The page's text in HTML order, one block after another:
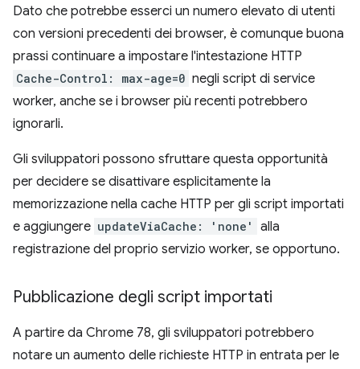
Dato che potrebbe esserci un numero elevato di utenti
con versioni precedenti dei browser, è comunque buona
prassi continuare a impostare l'intestazione HTTP
Cache-Control: max-age=0 negli script di service
worker, anche se i browser più recenti potrebbero
ignorarli.
Gli sviluppatori possono sfruttare questa opportunità
per decidere se disattivare esplicitamente la
memorizzazione nella cache HTTP per gli script importati
e aggiungere updateViaCache: 'none'
alla
registrazione del proprio servizio worker, se opportuno.
Pubblicazione degli script importati
A partire da Chrome 78, gli sviluppatori potrebbero
notare un aumento delle richieste HTTP in entrata per le